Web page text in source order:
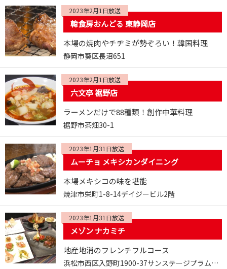
2023年2月1日放送
韓食房おんどる 東静岡店
本場の焼肉やチヂミが勢ぞろい！韓国料理
静岡市葵区長沼651
2023年2月1日放送
六文亭 裾野店
ラーメンだけで88種類！創作中華料理
裾野市茶畑30-1
2023年1月31日放送
ムーチョ メキシカンダイニング
本場メキシコの味を堪能
焼津市栄町1-8-14デイジービル2階
2023年1月31日放送
メゾン ナカミチ
地産地消のフレンチフルコース
浜松市西区入野町1900-37サンステージプラム1階